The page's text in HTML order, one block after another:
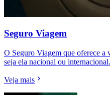
Seguro Viagem
O Seguro Viagem que oferece a
seja ela nacional ou internacional.
Veja mais